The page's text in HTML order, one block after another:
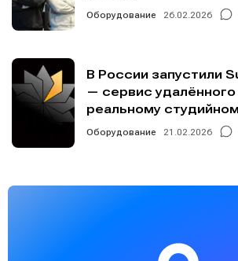
Оборудование 26.02.2026
В России запустили
— сервис удалённого
реальному
Оборудование 21.02.2026